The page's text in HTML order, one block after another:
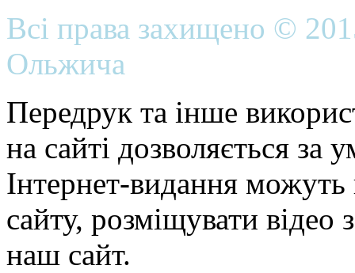
Всі права захищено ©
Ольжича
Передрук та інше
на сайті дозволяється
Інтернет-видання можуть
сайту, розміщувати відео
наш сайт.